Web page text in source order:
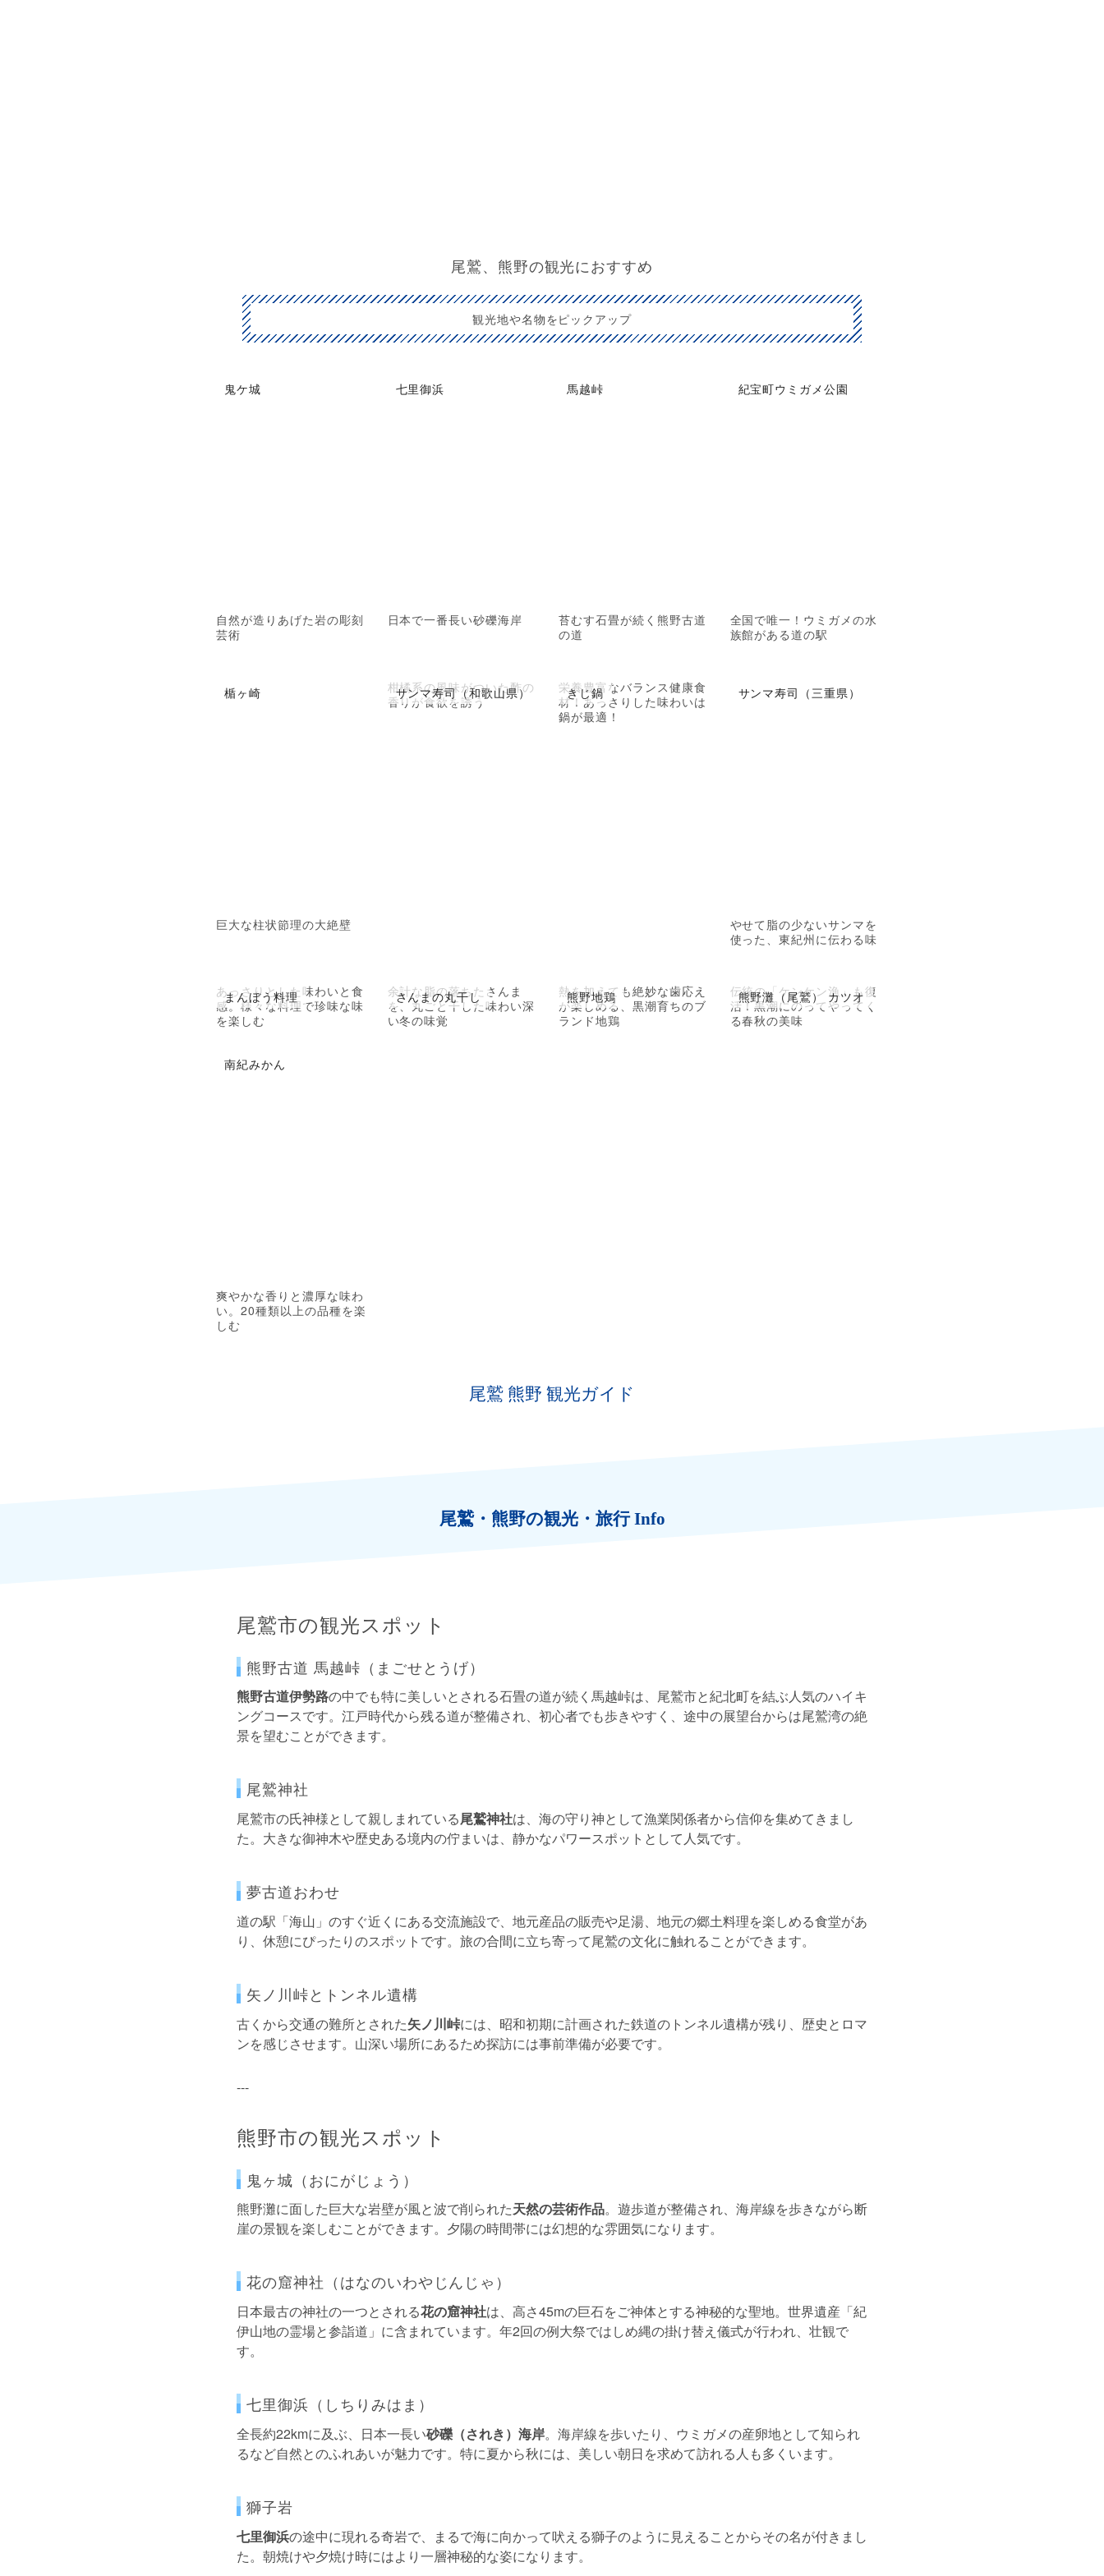
尾鷲、熊野の観光におすすめ
観光地や名物をピックアップ
鬼ケ城
自然が造りあげた岩の彫刻
芸術
七里御浜
日本で一番長い砂礫海岸
馬越峠
苔むす石畳が続く熊野古道
の道
紀宝町ウミガメ公園
全国で唯一！ウミガメの水
族館がある道の駅
楯ヶ崎
巨大な柱状節理の大絶壁
サンマ寿司（和歌山県）
柑橘系の風味がついた酢の
香りが食欲を誘う
きじ鍋
栄養豊富なバランス健康食
材！あっさりした味わいは
鍋が最適！
サンマ寿司（三重県）
やせて脂の少ないサンマを
使った、東紀州に伝わる味
まんぼう料理
あっさりとした味わいと食
感。様々な料理で珍味な味
を楽しむ
さんまの丸干し
余計な脂の落ちたさんま
を、丸ごと干した味わい深
い冬の味覚
熊野地鶏
熱を加えても絶妙な歯応え
が楽しめる、黒潮育ちのブ
ランド地鶏
熊野灘（尾鷲） カツオ
伝統の「ケンケン漁」も復
活！黒潮にのってやってく
る春秋の美味
南紀みかん
爽やかな香りと濃厚な味わ
い。20種類以上の品種を楽
しむ
尾鷲 熊野 観光ガイド
尾鷲・熊野の観光・旅行 Info
尾鷲市の観光スポット
熊野古道 馬越峠（まごせとうげ）
熊野古道伊勢路の中でも特に美しいとされる石畳の道が続く馬越峠は、尾鷲市と紀北町を結ぶ人気のハイキ
ングコースです。江戸時代から残る道が整備され、初心者でも歩きやすく、途中の展望台からは尾鷲湾の絶
景を望むことができます。
尾鷲神社
尾鷲市の氏神様として親しまれている尾鷲神社は、海の守り神として漁業関係者から信仰を集めてきまし
た。大きな御神木や歴史ある境内の佇まいは、静かなパワースポットとして人気です。
夢古道おわせ
道の駅「海山」のすぐ近くにある交流施設で、地元産品の販売や足湯、地元の郷土料理を楽しめる食堂があ
り、休憩にぴったりのスポットです。旅の合間に立ち寄って尾鷲の文化に触れることができます。
矢ノ川峠とトンネル遺構
古くから交通の難所とされた矢ノ川峠には、昭和初期に計画された鉄道のトンネル遺構が残り、歴史とロマ
ンを感じさせます。山深い場所にあるため探訪には事前準備が必要です。
---
熊野市の観光スポット
鬼ヶ城（おにがじょう）
熊野灘に面した巨大な岩壁が風と波で削られた天然の芸術作品。遊歩道が整備され、海岸線を歩きながら断
崖の景観を楽しむことができます。夕陽の時間帯には幻想的な雰囲気になります。
花の窟神社（はなのいわやじんじゃ）
日本最古の神社の一つとされる花の窟神社は、高さ45mの巨石をご神体とする神秘的な聖地。世界遺産「紀
伊山地の霊場と参詣道」に含まれています。年2回の例大祭ではしめ縄の掛け替え儀式が行われ、壮観で
す。
七里御浜（しちりみはま）
全長約22kmに及ぶ、日本一長い砂礫（されき）海岸。海岸線を歩いたり、ウミガメの産卵地として知られ
るなど自然とのふれあいが魅力です。特に夏から秋には、美しい朝日を求めて訪れる人も多くいます。
獅子岩
七里御浜の途中に現れる奇岩で、まるで海に向かって吠える獅子のように見えることからその名が付きまし
た。朝焼けや夕焼け時にはより一層神秘的な姿になります。